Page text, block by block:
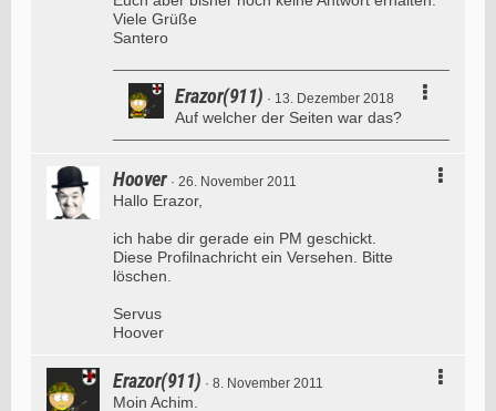
Viele Grüße
Santero
Erazor(911) 13. Dezember 2018
Auf welcher der Seiten war das?
Hoover 26. November 2011
Hallo Erazor,
ich habe dir gerade ein PM geschickt.
Diese Profilnachricht ein Versehen. Bitte
löschen.
Servus
Hoover
Erazor(911) 8. November 2011
Moin Achim.